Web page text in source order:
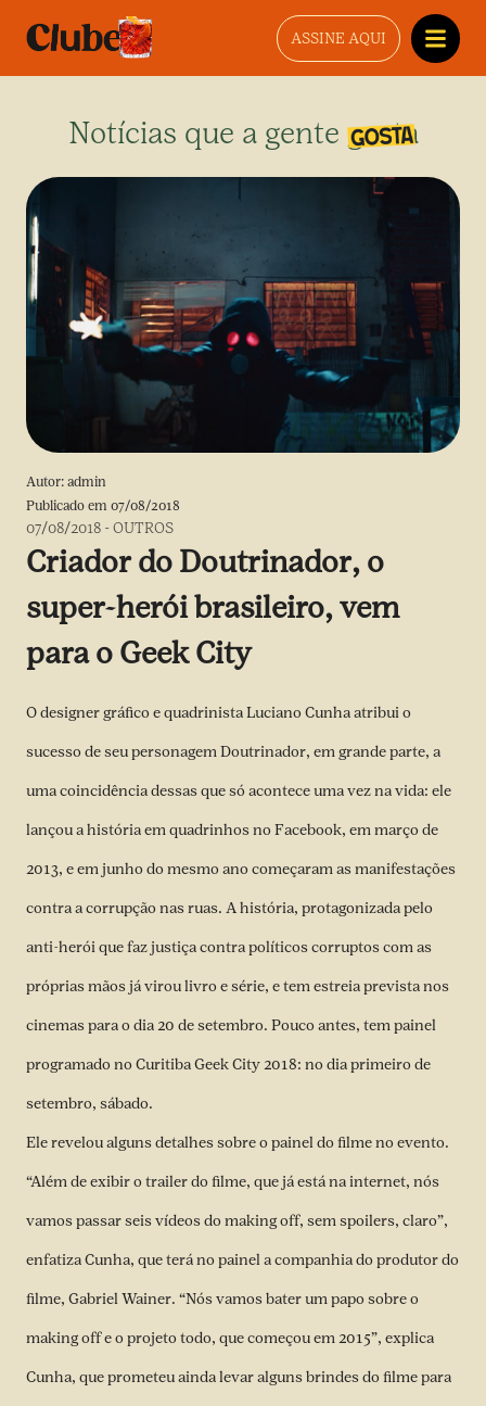
ASSINE AQUI
Notícias que a gente gosta
Autor: admin
Publicado em 07/08/2018
07/08/2018 -OUTROS
Criador do Doutrinador, o
super-herói brasileiro, vem
para o Geek City
O designer gráfico e quadrinista Luciano Cunha atribui o
sucesso de seu personagem Doutrinador, em grande parte, a
uma coincidência dessas que só acontece uma vez na vida: ele
lançou a história em quadrinhos no Facebook, em março de
2013, e em junho do mesmo ano começaram as manifestações
contra a corrupção nas ruas. A história, protagonizada pelo
anti-herói que faz justiça contra políticos corruptos com as
próprias mãos já virou livro e série, e tem estreia prevista nos
cinemas para o dia 20 de setembro. Pouco antes, tem painel
programado no Curitiba Geek City 2018: no dia primeiro de
setembro, sábado.
Ele revelou alguns detalhes sobre o painel do filme no evento.
“Além de exibir o trailer do filme, que já está na internet, nós
vamos passar seis vídeos do making off, sem spoilers, claro”,
enfatiza Cunha, que terá no painel a companhia do produtor do
filme, Gabriel Wainer. “Nós vamos bater um papo sobre o
making off e o projeto todo, que começou em 2015”, explica
Cunha, que prometeu ainda levar alguns brindes do filme para